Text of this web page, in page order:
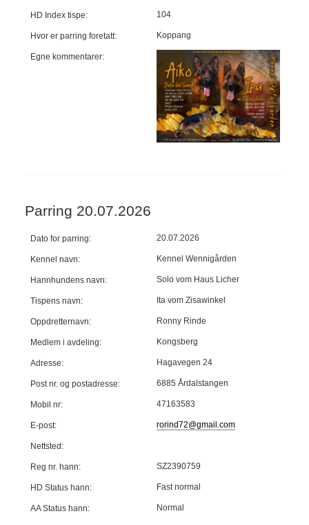
HD Index tispe: 104
Hvor er parring foretatt: Koppang
Egne kommentarer:
Parring 20.07.2026
Dato for parring: 20.07.2026
Kennel navn: Kennel Wennigården
Hannhundens navn: Solo vom Haus Licher
Tispens navn: Ita vom Zisawinkel
Oppdretternavn: Ronny Rinde
Medlem i avdeling: Kongsberg
Adresse: Hagavegen 24
Post nr. og postadresse: 6885 Årdalstangen
Mobil nr: 47163583
E-post: rorind72@gmail.com
Nettsted:
Reg nr. hann: SZ2390759
HD Status hann: Fast normal
AA Status hann: Normal